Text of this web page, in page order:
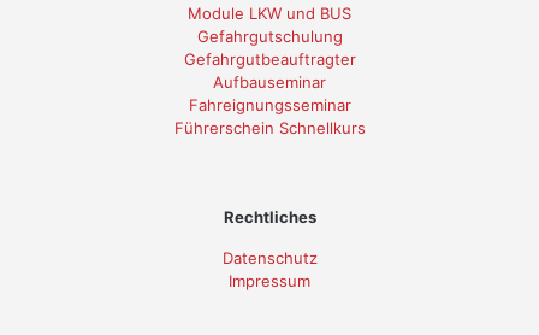
Module LKW und BUS
Gefahrgutschulung
Gefahrgutbeauftragter
Aufbauseminar
Fahreignungsseminar
Führerschein Schnellkurs
Rechtliches
Datenschutz
Impressum